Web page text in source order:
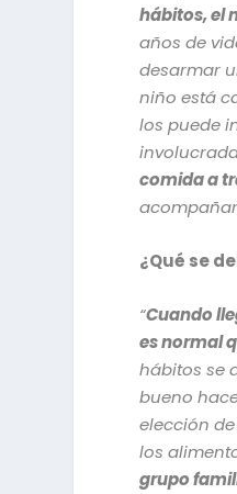
hábitos, el
años de
desarmar
niño está
los puede
comida a
¿Qué se
“Cuando
es normal
hábitos se
bueno
elección
los
grupo